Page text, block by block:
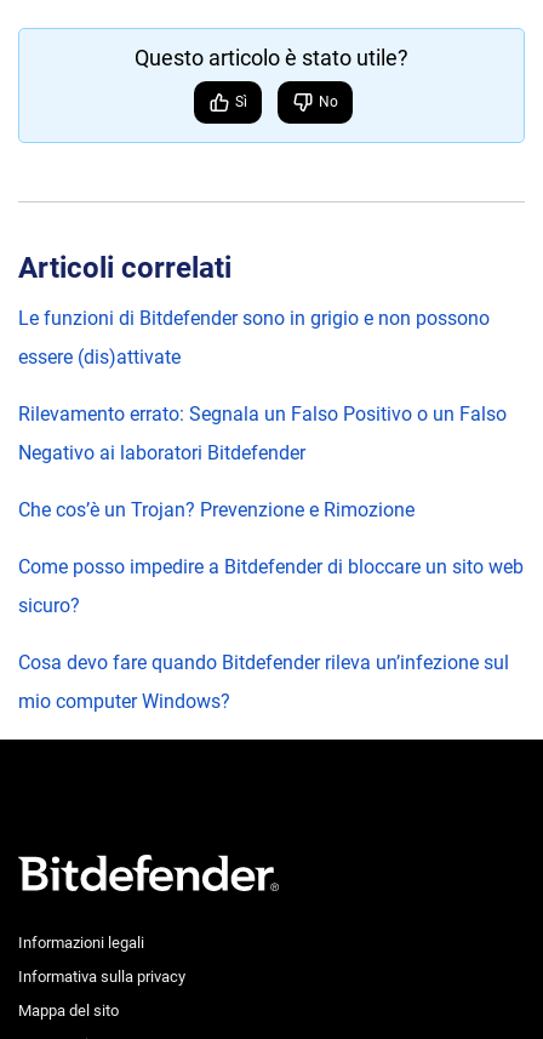
Questo articolo è stato utile?
Sì No
Articoli correlati
Le funzioni di Bitdefender sono in grigio e non possono
essere (dis)attivate
Rilevamento errato: Segnala un Falso Positivo o un Falso
Negativo ai laboratori Bitdefender
Che cos’è un Trojan? Prevenzione e Rimozione
Come posso impedire a Bitdefender di bloccare un sito web
sicuro?
Cosa devo fare quando Bitdefender rileva un’infezione sul
mio computer Windows?
Informazioni legali
Informativa sulla privacy
Mappa del sito